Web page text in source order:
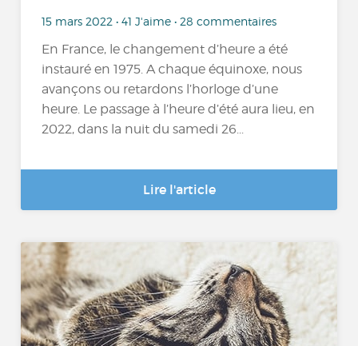
15 mars 2022 • 41 J'aime • 28 commentaires
En France, le changement d’heure a été
instauré en 1975. A chaque équinoxe, nous
avançons ou retardons l’horloge d’une
heure. Le passage à l’heure d’été aura lieu, en
2022, dans la nuit du samedi 26...
Lire l'article